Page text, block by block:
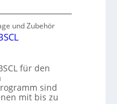
und Zubehör
für den
sind
mit bis zu